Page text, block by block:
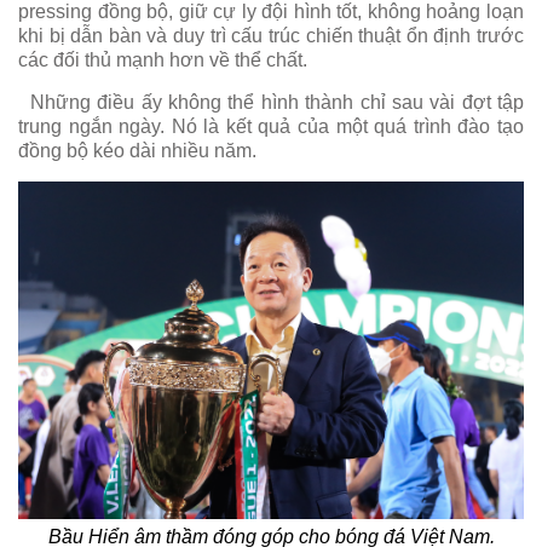
pressing đồng bộ, giữ cự ly đội hình tốt, không hoảng loạn
khi bị dẫn bàn và duy trì cấu trúc chiến thuật ổn định trước
các đối thủ mạnh hơn về thể chất.
Những điều ấy không thể hình thành chỉ sau vài đợt tập
trung ngắn ngày. Nó là kết quả của một quá trình đào tạo
đồng bộ kéo dài nhiều năm.
Bầu Hiển âm thầm đóng góp cho bóng đá Việt Nam.